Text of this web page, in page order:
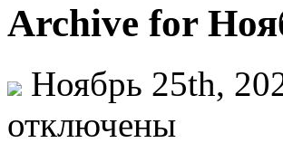
Archive for
Ноябрь 25th,
отключены